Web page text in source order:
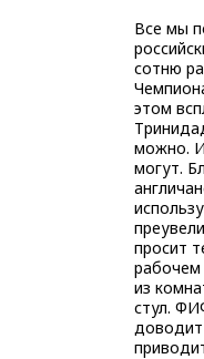
Все мы
сотню
этом
можно.
могут.
просит
рабочем
из
стул.